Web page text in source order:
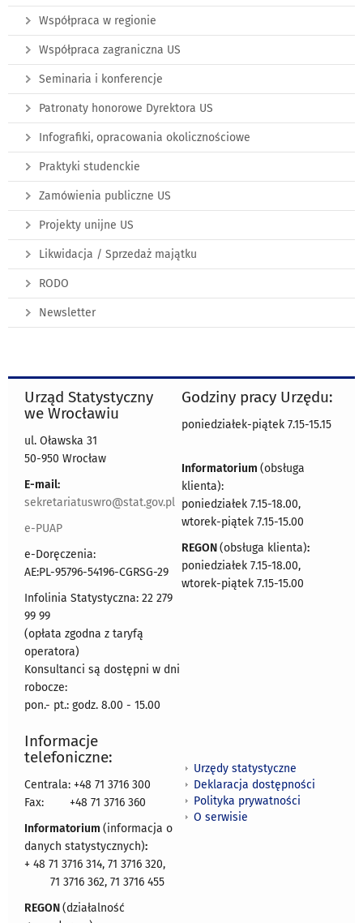
Współpraca w regionie
Współpraca zagraniczna US
Seminaria i konferencje
Patronaty honorowe Dyrektora US
Infografiki, opracowania okolicznościowe
Praktyki studenckie
Zamówienia publiczne US
Projekty unijne US
Likwidacja / Sprzedaż majątku
RODO
Newsletter
Urząd Statystyczny
we Wrocławiu
ul. Oławska 31
50-950 Wrocław
E-mail:
sekretariatuswro@stat.gov.pl
e-PUAP
e-Doręczenia:
AE:PL-95796-54196-CGRSG-29
Infolinia Statystyczna: 22 279
99 99
(opłata zgodna z taryfą
operatora)
Konsultanci są dostępni w dni
robocze:
pon.- pt.: godz. 8.00 - 15.00
Godziny pracy Urzędu:
poniedziałek-piątek 7.15-15.15
Informatorium (obsługa
klienta):
poniedziałek 7.15-18.00,
wtorek-piątek 7.15-15.00
REGON(obsługa klienta):
poniedziałek 7.15-18.00,
wtorek-piątek 7.15-15.00
Informacje
telefoniczne:
Centrala: +48 71 3716 300
Fax:
+48 71 3716 360
Informatorium (informacja o
danych statystycznych):
+ 48 71 3716 314, 71 3716 320,
71 3716 362, 71 3716 455
REGON(działalność
Urzędy statystyczne
Deklaracja dostępności
Polityka prywatności
O serwisie